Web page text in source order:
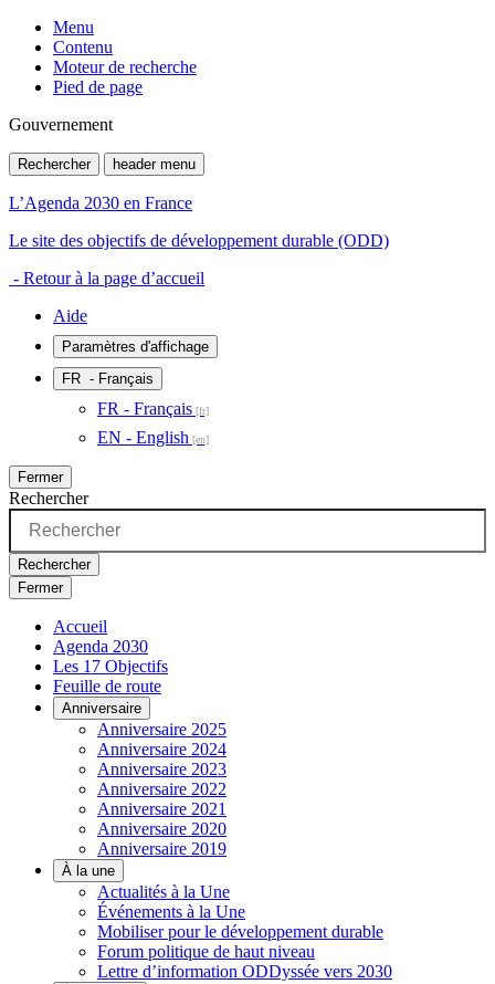
Menu
Contenu
Moteur de recherche
Pied de page
Gouvernement
Rechercher header menu
L’Agenda 2030 en France
Le site des objectifs de développement durable (ODD)
- Retour à la page d’accueil
Aide
Paramètres d'affichage
FR - Français
FR - Français
EN - English
Fermer
Rechercher
Rechercher
Fermer
Accueil
Agenda 2030
Les 17 Objectifs
Feuille de route
Anniversaire
Anniversaire 2025
Anniversaire 2024
Anniversaire 2023
Anniversaire 2022
Anniversaire 2021
Anniversaire 2020
Anniversaire 2019
À la une
Actualités à la Une
Événements à la Une
Mobiliser pour le développement durable
Forum politique de haut niveau
Lettre d’information ODDyssée vers 2030